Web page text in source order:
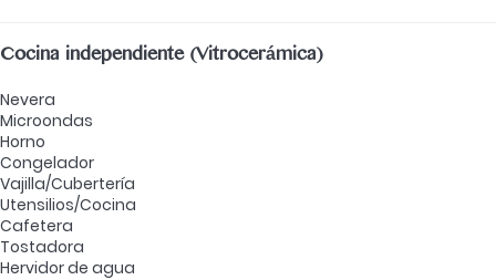
Cocina independiente (Vitrocerámica)
Nevera
Microondas
Horno
Congelador
Vajilla/Cubertería
Utensilios/Cocina
Cafetera
Tostadora
Hervidor de agua